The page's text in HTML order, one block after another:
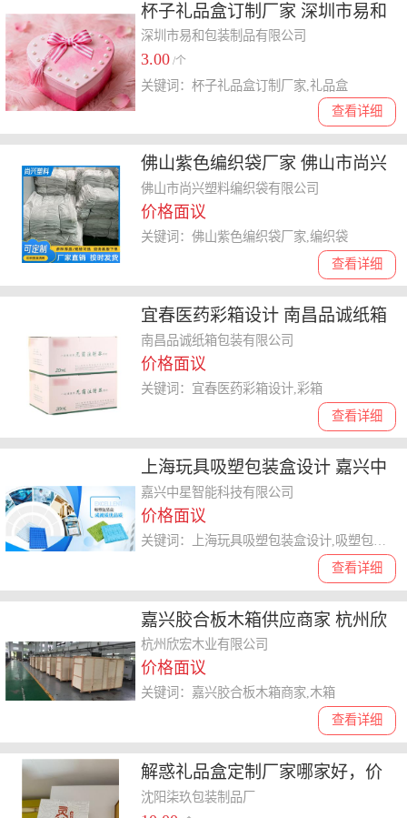
杯子礼品盒订制厂家 深圳市易和
包装制品供应
深圳市易和包装制品有限公司
3.00 /个
查看详细
关键词：杯子礼品盒订制厂家,礼品盒
佛山紫色编织袋厂家 佛山市尚兴
塑料编织袋供应
佛山市尚兴塑料编织袋有限公司
价格面议
查看详细
关键词：佛山紫色编织袋厂家,编织袋
宜春医药彩箱设计 南昌品诚纸箱
包装供应
南昌品诚纸箱包装有限公司
价格面议
查看详细
关键词：宜春医药彩箱设计,彩箱
上海玩具吸塑包装盒设计 嘉兴中
星智能供应
嘉兴中星智能科技有限公司
价格面议
查看详细
嘉兴胶合板木箱供应商家 杭州欣
宏木业供应
杭州欣宏木业有限公司
价格面议
查看详细
关键词：嘉兴胶合板木箱商家,木箱
解惑礼品盒定制厂家哪家好，价
格和质量如何平衡
沈阳柒玖包装制品厂